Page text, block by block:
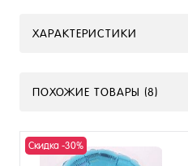
ХАРАКТЕРИСТИКИ
ПОХОЖИЕ ТОВАРЫ (8)
Скидка -30%